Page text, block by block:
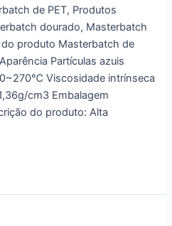
de PET, Produtos
dourado, Masterbatch
produto Masterbatch de
Partículas azuis
Viscosidade intrínseca
cm3 Embalagem
do produto: Alta